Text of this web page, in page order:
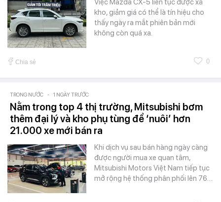
Việc Mazda CX-5 liên tục được xả
kho, giảm giá có thể là tín hiệu cho
thấy ngày ra mắt phiên bản mới
không còn quá xa.
Chia sẻ 0
TRONG NƯỚC - 1 NGÀY TRƯỚC
Nằm trong top 4 thị trường, Mitsubishi bơm
thêm đại lý và kho phụ tùng để ‘nuôi’ hơn
21.000 xe mới bán ra
Khi dịch vụ sau bán hàng ngày càng
được người mua xe quan tâm,
Mitsubishi Motors Việt Nam tiếp tục
mở rộng hệ thống phân phối lên 76…